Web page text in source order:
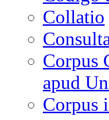
Collatio
Corpus
apud
Corpus